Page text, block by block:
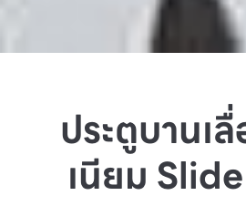
ประตูบานเ
เนียม